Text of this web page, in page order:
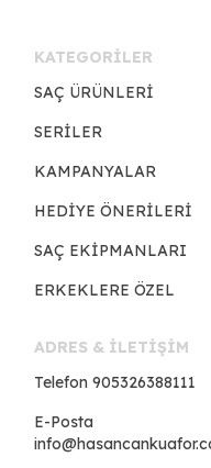
KATEGORILER
SAÇ ÜRÜNLERİ
SERİLER
KAMPANYALAR
HEDİYE ÖNERİLERİ
SAÇ EKİPMANLARI
ERKEKLERE ÖZEL
ADRES & İLETİŞİM
Telefon 905326388111
E-Posta